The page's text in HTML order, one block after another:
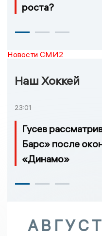
роста?
Новости СМИ2
Наш Хоккей
23:01
Гусев
Барс» после
«Динамо»
АВГУСТ